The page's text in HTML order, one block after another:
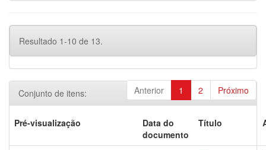
Resultado 1-10 de 13.
Anterior 1 2 Próximo
Conjunto de itens:
Pré-visualização
Data do
documento
Título